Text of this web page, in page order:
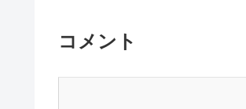
コメント